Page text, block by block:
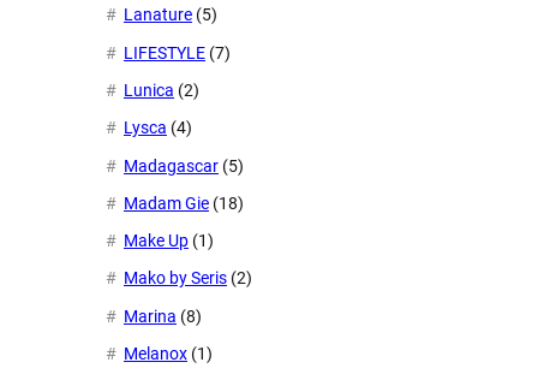
Lanature (5)
LIFESTYLE (7)
Lunica (2)
Lysca (4)
Madagascar (5)
Madam Gie (18)
Make Up (1)
Mako by Seris (2)
Marina (8)
Melanox (1)